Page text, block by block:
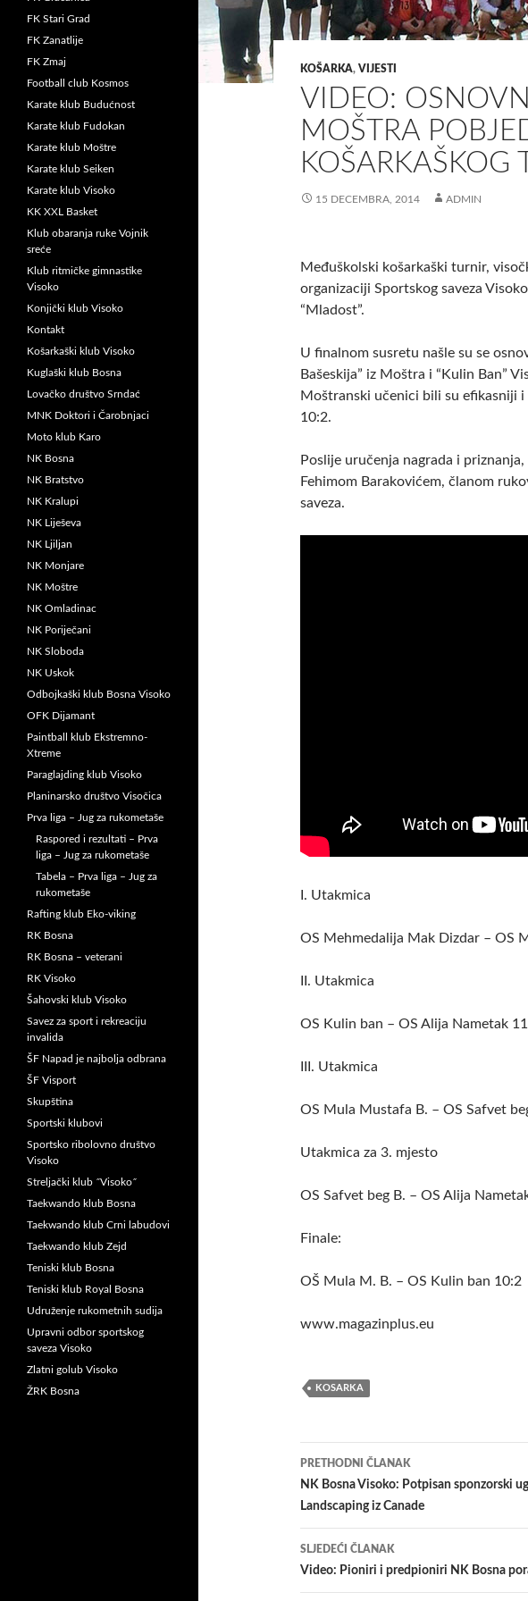
KOŠARKA, VIJESTI
VIDEO:
MOŠTRA
KOŠARKAŠKOG
15 DECEMBRA, 2014 ADMIN
Međuškolski košarkaški turnir,
organizaciji Sportskog saveza
“Mladost”.
U finalnom susretu našle su se
Bašeskija” iz Moštra i “Kulin Ban”
Moštranski učenici bili su efikasniji
10:2.
Poslije uručenja nagrada i
Fehimom Barakovićem, članom
saveza.
I. Utakmica
OS Mehmedalija Mak Dizdar – OS
II. Utakmica
OS Kulin ban – OS Alija Nametak
III. Utakmica
OS Mula Mustafa B. – OS Safvet
Utakmica za 3. mjesto
OS Safvet beg B. – OS Alija
Finale:
OŠ Mula M. B. – OS Kulin ban 10:2
www.magazinplus.eu
KOSARKA
Navigacija
članaka
PRETHODNI ČLANAK
NK Bosna Visoko: Potpisan sponzorski
Landscaping iz Canade
SLJEDEĆI ČLANAK
Video: Pioniri i predpioniri NK Bosna
FK Stari Grad
FK Zanatlije
FK Zmaj
Football club Kosmos
Karate klub Budućnost
Karate klub Fudokan
Karate klub Moštre
Karate klub Seiken
Karate klub Visoko
KK XXL Basket
Klub obaranja ruke Vojnik
sreće
Klub ritmičke gimnastike
Visoko
Konjički klub Visoko
Kontakt
Košarkaški klub Visoko
Kuglaški klub Bosna
Lovačko društvo Srndać
MNK Doktori i Čarobnjaci
Moto klub Karo
NK Bosna
NK Bratstvo
NK Kralupi
NK Liješeva
NK Ljiljan
NK Monjare
NK Moštre
NK Omladinac
NK Poriječani
NK Sloboda
NK Uskok
Odbojkaški klub Bosna Visoko
OFK Dijamant
Paintball klub Ekstremno-
Xtreme
Paraglajding klub Visoko
Planinarsko društvo Visočica
Prva liga – Jug za rukometaše
Raspored i rezultati – Prva
liga – Jug za rukometaše
Tabela – Prva liga – Jug za
rukometaše
Rafting klub Eko-viking
RK Bosna
RK Bosna – veterani
RK Visoko
Šahovski klub Visoko
Savez za sport i rekreaciju
invalida
ŠF Napad je najbolja odbrana
ŠF Visport
Skupština
Sportski klubovi
Sportsko ribolovno društvo
Visoko
Streljački klub ˝Visoko˝
Taekwando klub Bosna
Taekwando klub Crni labudovi
Taekwando klub Zejd
Teniski klub Bosna
Teniski klub Royal Bosna
Udruženje rukometnih sudija
Upravni odbor sportskog
saveza Visoko
Zlatni golub Visoko
ŽRK Bosna